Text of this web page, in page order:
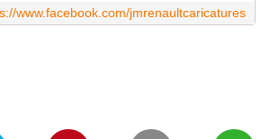
www.facebook.com/jmrenaultcaricatures